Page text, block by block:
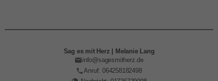
Sag es mit Herz | Melanie Lang
info@sagesmitherz.de
Anruf: 064258182498